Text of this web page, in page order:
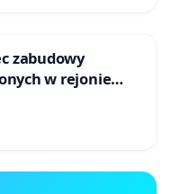
zabudowy
w rejonie
Białej